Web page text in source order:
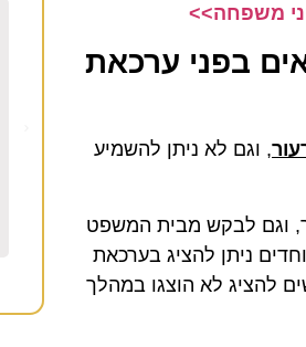
משפחה>>
בפני ערכאת
, וגם לא ניתן להשמיע
וגם לבקש מבית המשפט
ניתן להציג בערכאת
להציג לא הוצגו במהלך
כל חשוב לי לומר שאלינור בנאדם.
היה לי חיבור וכימיה איתה.
מענה לכל שאלה שרק רציתי בכל שעה
עורכת דין מהשורה הראשונה. אבל
לי להתחיל את החיים שלי מחדש